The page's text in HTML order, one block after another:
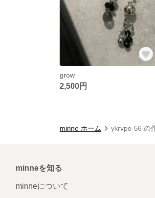
grow
2,500円
minne ホーム ykrvpo-56 の
minneを知る
minneについて